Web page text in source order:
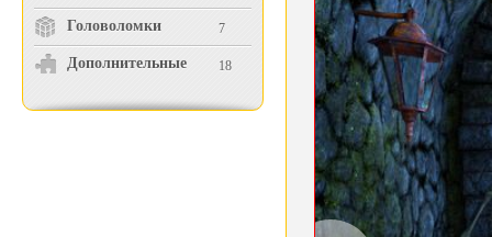
Головоломки 7
Дополнительные 18